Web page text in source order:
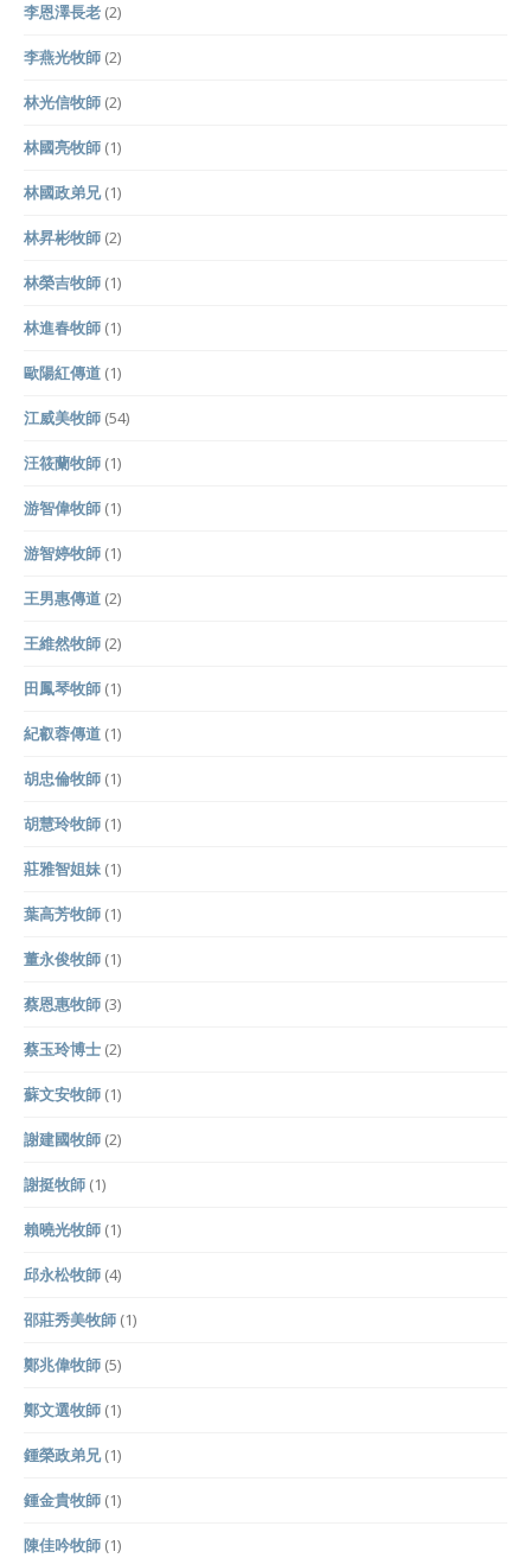
李恩澤長老 (2)
李燕光牧師 (2)
林光信牧師 (2)
林國亮牧師 (1)
林國政弟兄(1)
林昇彬牧師 (2)
林榮吉牧師 (1)
林進春牧師 (1)
歐陽紅傳道 (1)
江威美牧師 (54)
汪筱蘭牧師 (1)
游智偉牧師 (1)
游智婷牧師 (1)
王男惠傳道 (2)
王維然牧師 (2)
田鳳琴牧師 (1)
紀叡蓉傳道 (1)
胡忠倫牧師 (1)
胡慧玲牧師 (1)
莊雅智姐妹 (1)
葉高芳牧師 (1)
董永俊牧師 (1)
蔡恩惠牧師 (3)
蔡玉玲博士 (2)
蘇文安牧師 (1)
謝建國牧師 (2)
謝挺牧師 (1)
賴曉光牧師 (1)
邱永松牧師 (4)
邵莊秀美牧師 (1)
鄭兆偉牧師 (5)
鄭文選牧師 (1)
鍾榮政弟兄(1)
鍾金貴牧師 (1)
陳佳吟牧師 (1)